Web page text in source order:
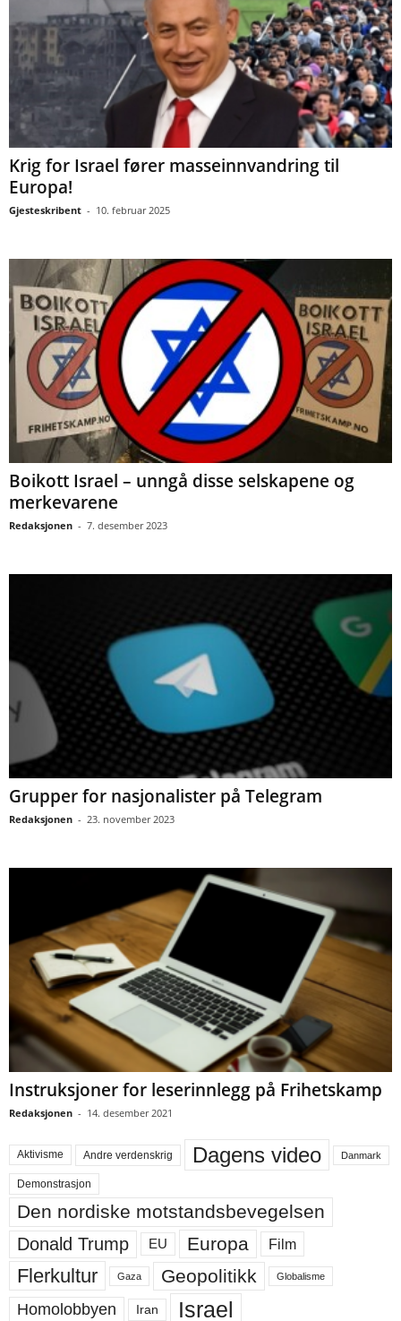
Krig for Israel fører masseinnvandring til
Europa!
Gjesteskribent - 10. februar 2025
Boikott Israel – unngå disse selskapene og
merkevarene
Redaksjonen - 7. desember 2023
Grupper for nasjonalister på Telegram
Redaksjonen - 23. november 2023
Instruksjoner for leserinnlegg på Frihetskamp
Redaksjonen - 14. desember 2021
Aktivisme Andre verdenskrig Dagens video Danmark
Demonstrasjon
Den nordiske motstandsbevegelsen
Donald Trump EU Europa Film
Flerkultur Gaza Geopolitikk Globalisme
Homolobbyen Iran Israel